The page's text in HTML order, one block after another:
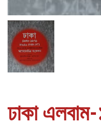
ঢাকা